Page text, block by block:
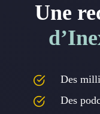
Une
Des
Des